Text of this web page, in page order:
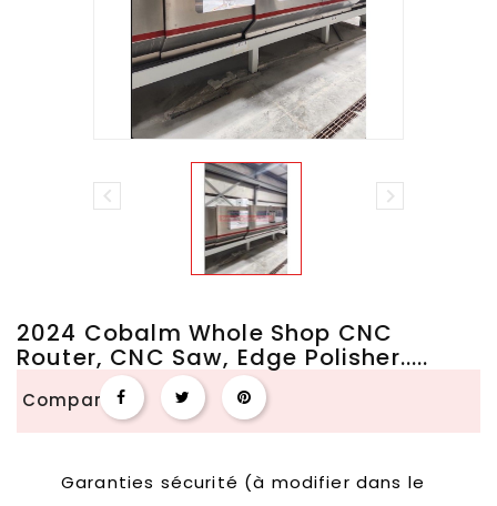
 
2024 Cobalm Whole Shop CNC
Router, CNC Saw, Edge Polisher.....
Compartir
Garanties sécurité (à modifier dans le